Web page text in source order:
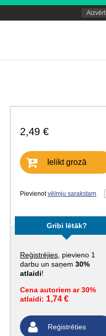
Aizvērt
2,49 €
Ielikt grozā
Pievienotvēlmju sarakstam
Gribi lētāk?
Reģistrējies , pievieno 1
darbu un saņem 30%
atlaidi!
Cena autoriem ar 30%
atlaidi: 1,74 €
Reģistrēties